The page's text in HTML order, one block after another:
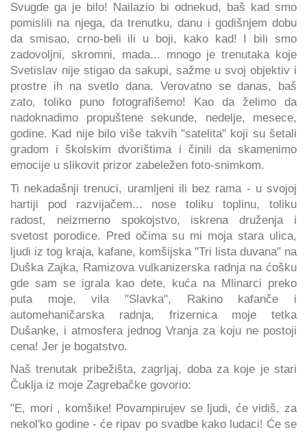
Svugde ga je bilo! Nailazio bi odnekud, baš kad smo
pomislili na njega, da trenutku, danu i godišnjem dobu
da smisao, crno-beli ili u boji, kako kad! I bili smo
zadovoljni, skromni, mada... mnogo je trenutaka koje
Svetislav nije stigao da sakupi, sažme u svoj objektiv i
prostre ih na svetlo dana. Verovatno se danas, baš
zato, toliko puno fotografišemo! Kao da želimo da
nadoknadimo propuštene sekunde, nedelje, mesece,
godine. Kad nije bilo više takvih "satelita" koji su šetali
gradom i školskim dvorištima i činili da skamenimo
emocije u slikovit prizor zabeležen foto-snimkom.
Ti nekadašnji trenuci, uramljeni ili bez rama - u svojoj
hartiji pod razvijačem... nose toliku toplinu, toliku
radost, neizmerno spokojstvo, iskrena druženja i
svetost porodice. Pred očima su mi moja stara ulica,
ljudi iz tog kraja, kafane, komšijska "Tri lista duvana" na
Duška Zajka, Ramizova vulkanizerska radnja na ćošku
gde sam se igrala kao dete, kuća na Mlinarci preko
puta moje, vila "Slavka", Rakino kafanče i
automehaničarska radnja, frizernica moje tetka
Dušanke, i atmosfera jednog Vranja za koju ne postoji
cena! Jer je bogatstvo.
Naš trenutak pribežišta, zagrljaj, doba za koje je stari
Čuklja iz moje Zagrebačke govorio:
"E, mori , komšike! Povampirujev se ljudi, će vidiš, za
nekol'ko godine - će ripav po svadbe kako ludaci! Će se